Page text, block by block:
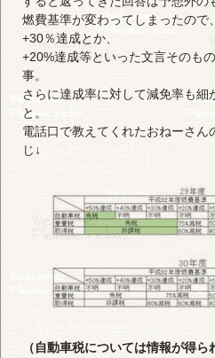
燃費基準が変わってしまったので
+30％達成とか、
+20%達成等といった文言そのも
事。
さらに達成率に対して減免率も細
と。
電話口で教えてくれたおねーさん
じ↓
（自動車税については情報が得